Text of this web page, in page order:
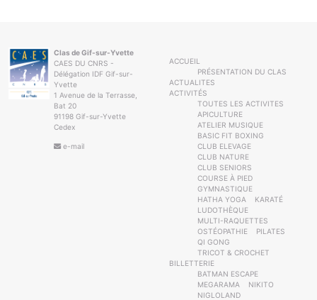
Clas de Gif-sur-Yvette
CAES DU CNRS -
Délégation IDF Gif-sur-
Yvette
1 Avenue de la Terrasse,
Bat 20
91198 Gif-sur-Yvette
Cedex
e-mail
ACCUEIL
PRÉSENTATION DU CLAS
ACTUALITES
ACTIVITÉS
TOUTES LES ACTIVITES
APICULTURE
ATELIER MUSIQUE
BASIC FIT BOXING
CLUB ELEVAGE
CLUB NATURE
CLUB SENIORS
COURSE À PIED
GYMNASTIQUE
HATHA YOGA
KARATÉ
LUDOTHÈQUE
MULTI-RAQUETTES
OSTÉOPATHIE
PILATES
QI GONG
TRICOT & CROCHET
BILLETTERIE
BATMAN ESCAPE
MEGARAMA
NIKITO
NIGLOLAND